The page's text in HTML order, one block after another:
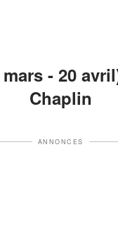
Chaplin
ANNONCES